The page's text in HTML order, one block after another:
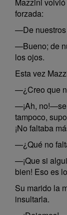
forzada:
—De nuestros
—Bueno; de
los ojos.
Esta vez
—¿Creo que
—¡Ah, no!—se
tampoco,
¡No faltaba
—¿Qué no
—¡Que si
bien! Eso es
Su marido la
insultarla.